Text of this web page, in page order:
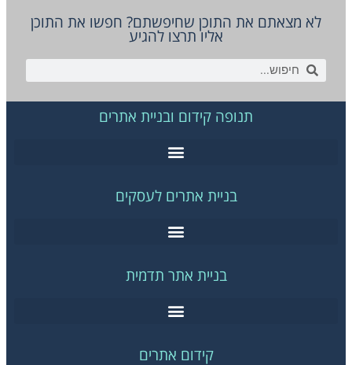
לא מצאתם את התוכן שחיפשתם? חפשו את התוכן
אליו תרצו להגיע
תנופה קידום ובניית אתרים
בניית אתרים לעסקים
בניית אתר תדמית
קידום אתרים